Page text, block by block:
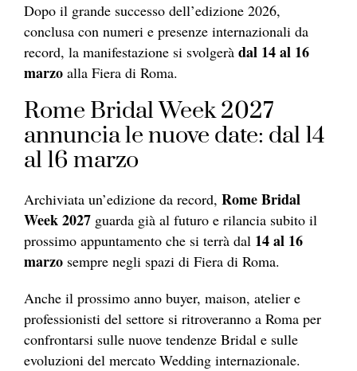
Dopo il grande successo dell’edizione 2026,
conclusa con numeri e presenze internazionali da
record, la manifestazione si svolgerà dal 14 al 16
marzo alla Fiera di Roma.
Rome Bridal Week 2027
annuncia le nuove date: dal 14
al 16 marzo
Archiviata un’edizione da record, Rome Bridal
Week 2027 guarda già al futuro e rilancia subito il
prossimo appuntamento che si terrà dal 14 al 16
marzo sempre negli spazi di Fiera di Roma.
Anche il prossimo anno buyer, maison, atelier e
professionisti del settore si ritroveranno a Roma per
confrontarsi sulle nuove tendenze Bridal e sulle
evoluzioni del mercato Wedding internazionale.